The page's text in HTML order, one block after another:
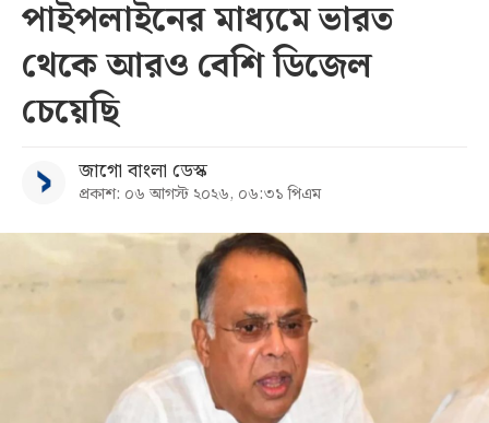
পাইপলাইনের মাধ্যমে ভারত
থেকে আরও বেশি ডিজেল
চেয়েছি
জাগো বাংলা ডেস্ক
প্রকাশ: ০৬ আগস্ট ২০২৬, ০৬:৩১ পিএম